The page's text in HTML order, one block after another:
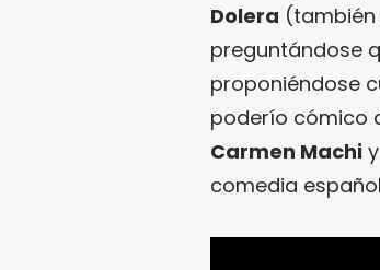
Dolera
preguntándose
proponiéndose
poderío cómico
Carmen Machi
comedia